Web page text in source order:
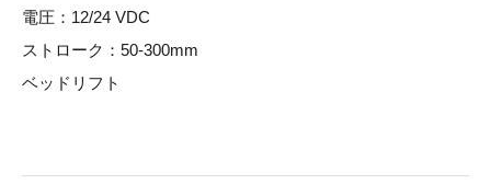
電圧：12/24 VDC
ストローク：50-300mm
ベッドリフト